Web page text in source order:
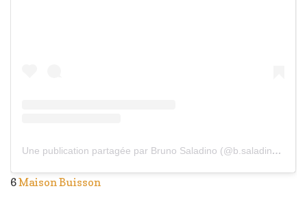
Une publication partagée par Bruno Saladino (@b.saladino)
6Maison Buisson